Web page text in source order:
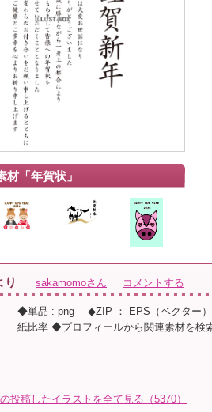
材「年賀状」
り sakamomoさん コメントする
◆単品 : png ◆ZIP ： EPS（ベクター
紙比率 ◆プロフィールから関連素材を検
投稿したイラストを全て見る（5370）